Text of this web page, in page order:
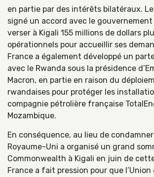
en partie par des intérêts bilatéraux.
signé un accord avec le
verser à Kigali 155 millions de dollars
opérationnels pour accueillir ses
France a également développé un
avec le Rwanda sous la présidence
Macron, en partie en raison du
rwandaises pour protéger les
compagnie pétrolière française
Mozambique.
En conséquence, au lieu de
Royaume-Uni a organisé un grand
Commonwealth à Kigali en juin de
France a fait pression pour que